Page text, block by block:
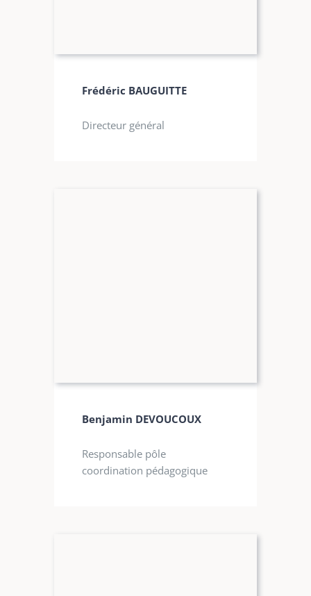
Frédéric BAUGUITTE
Directeur général
Benjamin DEVOUCOUX
Responsable pôle
coordination pédagogique